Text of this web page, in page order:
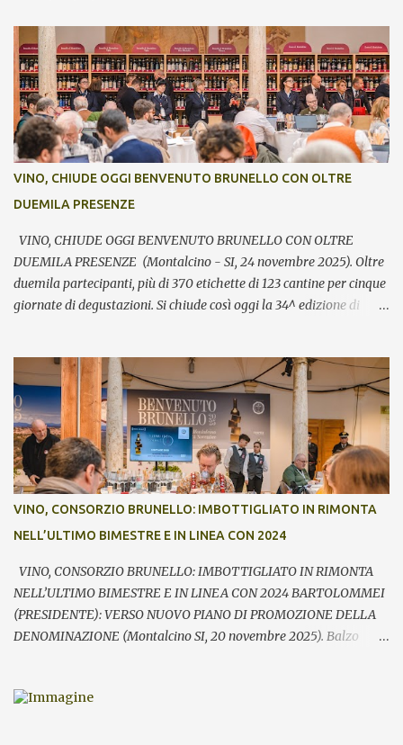
VINO, CHIUDE OGGI BENVENUTO BRUNELLO CON OLTRE
DUEMILA PRESENZE
VINO, CHIUDE OGGI BENVENUTO BRUNELLO CON OLTRE
DUEMILA PRESENZE (Montalcino - SI, 24 novembre 2025). Oltre
duemila partecipanti, più di 370 etichette di 123 cantine per cinque
giornate di degustazioni. Si chiude così oggi la 34^ edizione di
Brunello di Montalcino. In assaggio nei calici, il millesimo 2021, la
Riserva 2020, il Rosso di Montalcino 2024 oltre agli altri due vini
della denominazione, il Moscadello e il Sant’Antimo, in debutto sui
mercati a partire dal 1° gennaio 2026. “Il format ibrido dell’evento
che ha visto prima la partecipazione di critica e stampa
internazionale e poi l’apertura dei banchi di assaggio al pubblico
ha registrato anche quest’anno un grande successo sia in termini di
visitatori che tra le aziende – commenta Giacomo Bartolommei,
presidente del Consorzio del vino Brunello di Montalcino -. Le
presenze ...
VINO, CONSORZIO BRUNELLO: IMBOTTIGLIATO IN RIMONTA
NELL’ULTIMO BIMESTRE E IN LINEA CON 2024
VINO, CONSORZIO BRUNELLO: IMBOTTIGLIATO IN RIMONTA
NELL’ULTIMO BIMESTRE E IN LINEA CON 2024 BARTOLOMMEI
(PRESIDENTE): VERSO NUOVO PIANO DI PROMOZIONE DELLA
DENOMINAZIONE (Montalcino SI, 20 novembre 2025). Balzo
precedente (-0,9%). Fondamentale – rileva il Consorzio del vino